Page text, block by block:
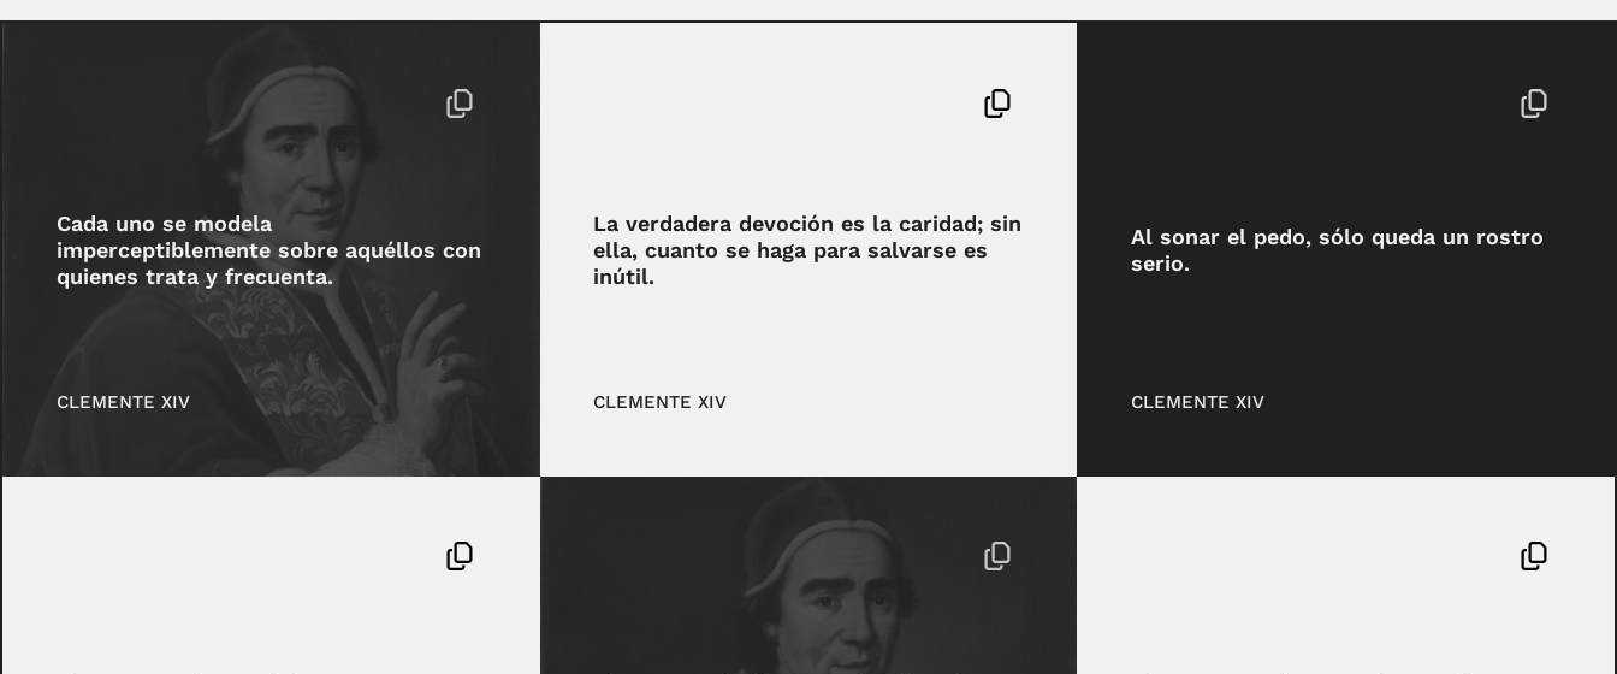
Cada uno se modela
imperceptiblemente sobre aquéllos con
quienes trata y frecuenta.
CLEMENTE XIV
La verdadera devoción es la caridad; sin
ella, cuanto se haga para salvarse es
inútil.
CLEMENTE XIV
Al sonar el pedo, sólo queda un rostro
serio.
CLEMENTE XIV